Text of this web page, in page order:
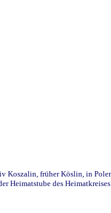
früher Köslin, in
Heimatstube des